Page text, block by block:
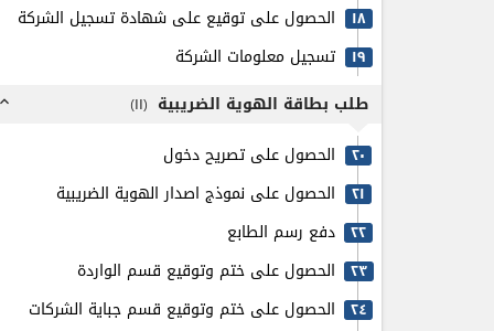
۱٨ الحصول على توقيع على شهادة تسجيل الشركة
۱٩ تسجيل معلومات الشركة
طلب بطاقة الهوية الضريبية (۱۱)
expand_less
٢٠ الحصول على تصريح دخول
٢۱ الحصول على نموذج اصدار الهوية الضريبية
٢٢ دفع رسم الطابع
٢٣ الحصول على ختم وتوقيع قسم الواردة
٢٤ الحصول على ختم وتوقيع قسم جباية الشركات